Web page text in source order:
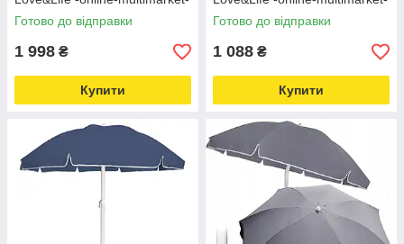
Готово до відправки
1 998 ₴
Купити
Готово до відправки
1 088 ₴
Купити